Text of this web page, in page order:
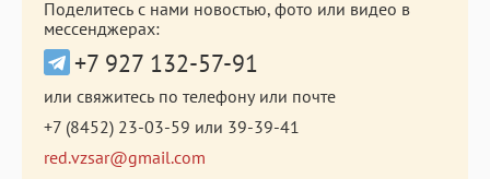
Поделитесь с нами новостью, фото или видео в
мессенджерах:
+7 927 132-57-91
или свяжитесь по телефону или почте
+7 (8452) 23-03-59 или 39-39-41
red.vzsar@gmail.com